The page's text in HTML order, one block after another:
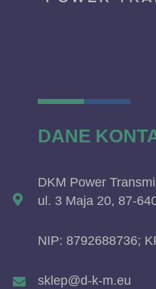
DANE
DKM Power
ul. 3 Maja 20, 87-
NIP: 8792688736;
sklep@d-k-m.eu